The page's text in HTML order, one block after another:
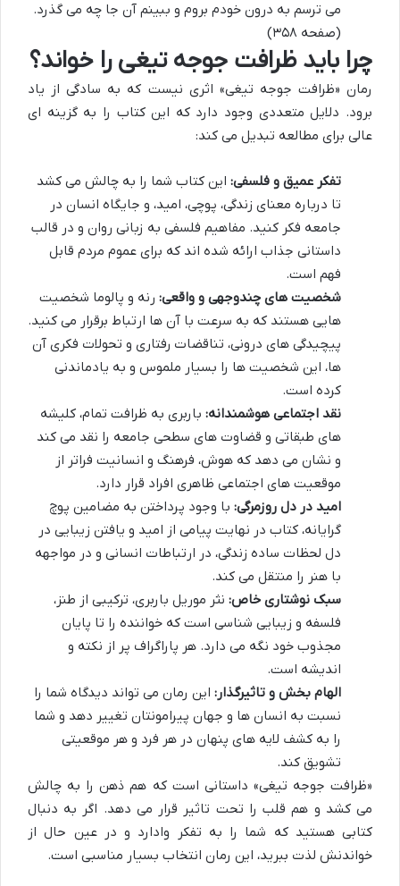
می ترسم به درون خودم بروم و ببینم آن جا چه می گذرد.
(صفحه ۳۵۸)
چرا باید ظرافت جوجه تیغی را خواند؟
رمان «ظرافت جوجه تیغی» اثری نیست که به سادگی از یاد
برود. دلایل متعددی وجود دارد که این کتاب را به گزینه ای
عالی برای مطالعه تبدیل می کند:
تفکر عمیق و فلسفی: این کتاب شما را به چالش می کشد
تا درباره معنای زندگی، پوچی، امید، و جایگاه انسان در
جامعه فکر کنید. مفاهیم فلسفی به زبانی روان و در قالب
داستانی جذاب ارائه شده اند که برای عموم مردم قابل
فهم است.
شخصیت های چندوجهی و واقعی: رنه و پالوما شخصیت
هایی هستند که به سرعت با آن ها ارتباط برقرار می کنید.
پیچیدگی های درونی، تناقضات رفتاری و تحولات فکری آن
ها، این شخصیت ها را بسیار ملموس و به یادماندنی
کرده است.
نقد اجتماعی هوشمندانه: باربری به ظرافت تمام، کلیشه
های طبقاتی و قضاوت های سطحی جامعه را نقد می کند
و نشان می دهد که هوش، فرهنگ و انسانیت فراتر از
موقعیت های اجتماعی ظاهری افراد قرار دارد.
امید در دل روزمرگی: با وجود پرداختن به مضامین پوچ
گرایانه، کتاب در نهایت پیامی از امید و یافتن زیبایی در
دل لحظات ساده زندگی، در ارتباطات انسانی و در مواجهه
با هنر را منتقل می کند.
سبک نوشتاری خاص: نثر موریل باربری، ترکیبی از طنز،
فلسفه و زیبایی شناسی است که خواننده را تا پایان
مجذوب خود نگه می دارد. هر پاراگراف پر از نکته و
اندیشه است.
الهام بخش و تاثیرگذار: این رمان می تواند دیدگاه شما را
نسبت به انسان ها و جهان پیرامونتان تغییر دهد و شما
را به کشف لایه های پنهان در هر فرد و هر موقعیتی
تشویق کند.
«ظرافت جوجه تیغی» داستانی است که هم ذهن را به چالش
می کشد و هم قلب را تحت تاثیر قرار می دهد. اگر به دنبال
کتابی هستید که شما را به تفکر وادارد و در عین حال از
خواندنش لذت ببرید، این رمان انتخاب بسیار مناسبی است.